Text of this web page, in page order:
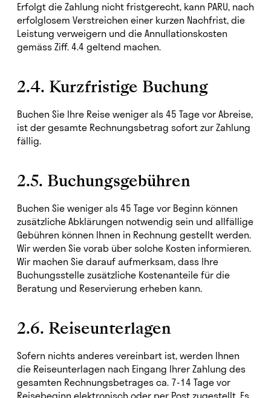
Erfolgt die Zahlung nicht fristgerecht, kann PARU, nach
erfolglosem Verstreichen einer kurzen Nachfrist, die
Leistung verweigern und die Annullationskosten
gemäss Ziff. 4.4 geltend machen.
2.4. Kurzfristige Buchung
Buchen Sie Ihre Reise weniger als 45 Tage vor Abreise,
ist der gesamte Rechnungsbetrag sofort zur Zahlung
fällig.
2.5. Buchungsgebühren
Buchen Sie weniger als 45 Tage vor Beginn können
zusätzliche Abklärungen notwendig sein und allfällige
Gebühren können Ihnen in Rechnung gestellt werden.
Wir werden Sie vorab über solche Kosten informieren.
Wir machen Sie darauf aufmerksam, dass Ihre
Buchungsstelle zusätzliche Kostenanteile für die
Beratung und Reservierung erheben kann.
2.6. Reiseunterlagen
Sofern nichts anderes vereinbart ist, werden Ihnen
die Reiseunterlagen nach Eingang Ihrer Zahlung des
gesamten Rechnungsbetrages ca. 7-14 Tage vor
Reisebeginn elektronisch oder per Post zugestellt. Es